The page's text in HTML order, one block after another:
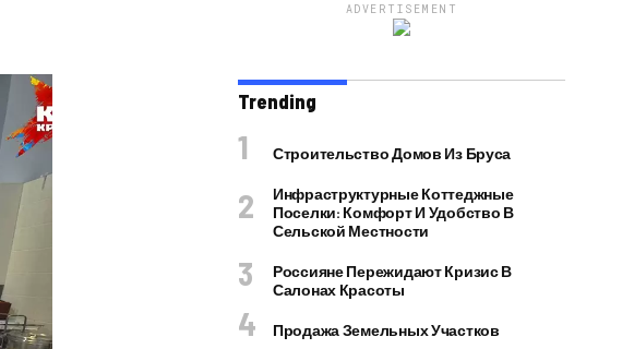
ADVERTISEMENT
Trending
Строительство Домов Из Бруса
Инфраструктурные Коттеджные
Поселки: Комфорт И Удобство В
Сельской Местности
Россияне Пережидают Кризис В
Салонах Красоты
Продажа Земельных Участков